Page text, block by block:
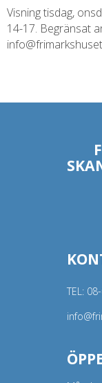
Visning tisdag,
14-17. Begränsat
TEL: